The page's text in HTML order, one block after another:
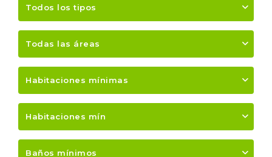
Todos los tipos
Todas las áreas
Habitaciones mínimas
Habitaciones mín
Baños mínimos